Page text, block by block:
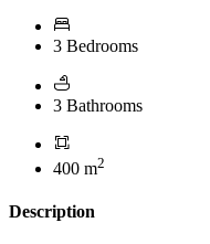
3 Bedrooms
3 Bathrooms
400 m2
Description